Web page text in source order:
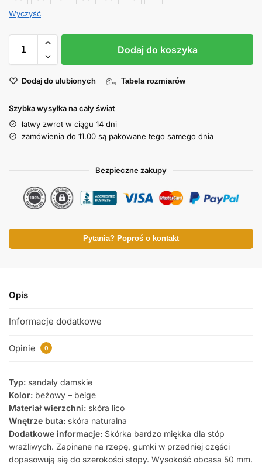
Wyczyść
Dodaj do koszyka
Dodaj do ulubionych Tabela rozmiarów
Szybka wysyłka na cały świat
łatwy zwrot w ciągu 14 dni
zamówienia do 11.00 są pakowane tego samego dnia
Bezpieczne zakupy
Pytania? Poproś o kontakt
Opis
Informacje dodatkowe
Opinie 0
Typ: sandały damskie
Kolor: beżowy – beige
Materiał wierzchni: skóra lico
Wnętrze buta: skóra naturalna
Dodatkowe informacje: Skórka bardzo miękka dla stóp
wrażliwych. Zapinane na rzepę, gumki w przedniej części
dopasowują się do szerokości stopy. Wysokość obcasa 50 mm.